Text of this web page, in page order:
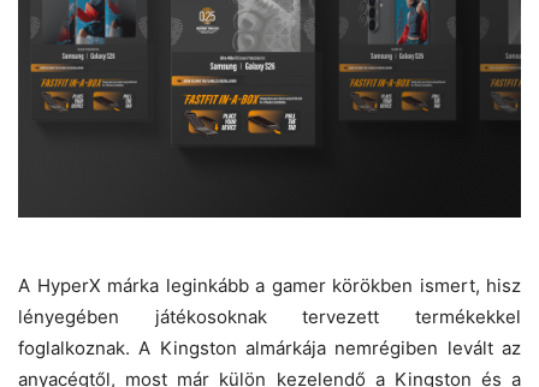
A HyperX márka leginkább a gamer körökben ismert, hisz
lényegében játékosoknak tervezett termékekkel
foglalkoznak. A Kingston almárkája nemrégiben levált az
anyacégtől, most már külön kezelendő a Kingston és a